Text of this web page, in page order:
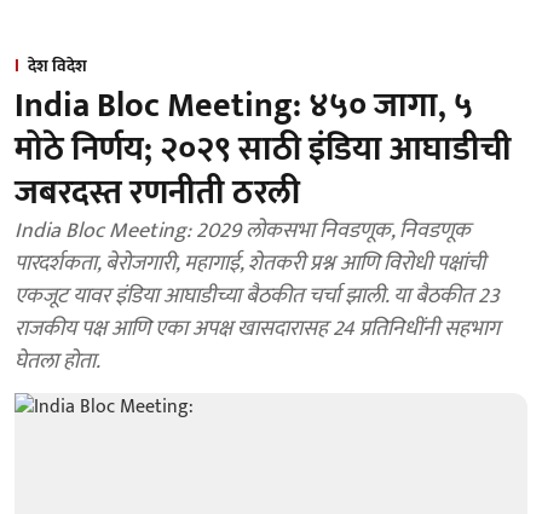
देश विदेश
India Bloc Meeting: ४५० जागा, ५
मोठे निर्णय; २०२९ साठी इंडिया आघाडीची
जबरदस्त रणनीती ठरली
India Bloc Meeting: 2029 लोकसभा निवडणूक, निवडणूक
पारदर्शकता, बेरोजगारी, महागाई, शेतकरी प्रश्न आणि विरोधी पक्षांची
एकजूट यावर इंडिया आघाडीच्या बैठकीत चर्चा झाली. या बैठकीत 23
राजकीय पक्ष आणि एका अपक्ष खासदारासह 24 प्रतिनिधींनी सहभाग
घेतला होता.